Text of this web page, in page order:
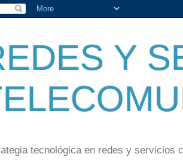
Y
tecnológica en redes y servicios